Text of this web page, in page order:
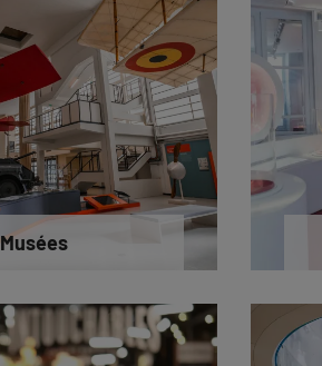
Musées